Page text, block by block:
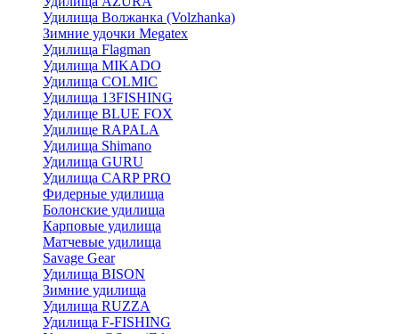
Удилища Волжанка (Volzhanka)
Зимние удочки Megatex
Удилища Flagman
Удилища MIKADO
Удилища COLMIC
Удилища 13FISHING
Удилище BLUE FOX
Удилище RAPALA
Удилища Shimano
Удилища GURU
Удилища CARP PRO
Фидерные удилища
Болонские удилища
Карповые удилища
Матчевые удилища
Savage Gear
Удилища BISON
Зимние удилища
Удилища RUZZA
Удилища F-FISHING